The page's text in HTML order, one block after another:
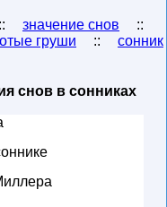
:: значение снов
::
груши ::
сонник
снов в сонниках